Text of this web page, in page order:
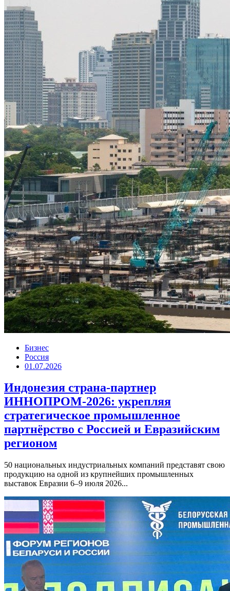
Бизнес
Россия
01.07.2026
Индонезия страна-партнер
ИННОПРОМ-2026: укрепляя
стратегическое промышленное
партнёрство с Россией и Евразийским
регионом
50 национальных индустриальных компаний представят свою
продукцию на одной из крупнейших промышленных
выставок Евразии 6–9 июля 2026...